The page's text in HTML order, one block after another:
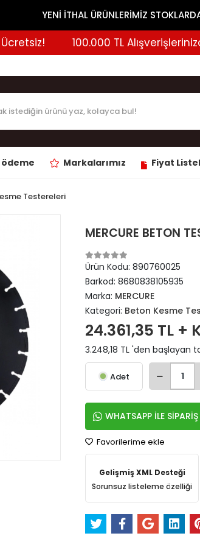
YENİ İTHAL ÜRÜNLERİMİZ
100.000 TL
Markalarımız Fiyat
Testereleri
MERCURE BETON
Ürün Kodu:890760025
Barkod:8680838105935
Marka: MERCURE
Kategori: Beton Kesme
24.361,35 TL +
3.248,18 TL 'den başlayan
Adet
WHATSAPP İLE SİPARİŞ
Favorilerime ekle
Gelişmiş XML Desteği
Sorunsuz listeleme özelliği